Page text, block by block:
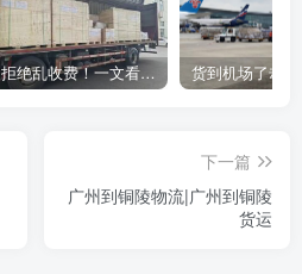
拒绝乱收费！一文看懂中国货代计费套路，教你避开所有隐形坑
下一篇
广州到铜陵物流|广州到铜陵
货运